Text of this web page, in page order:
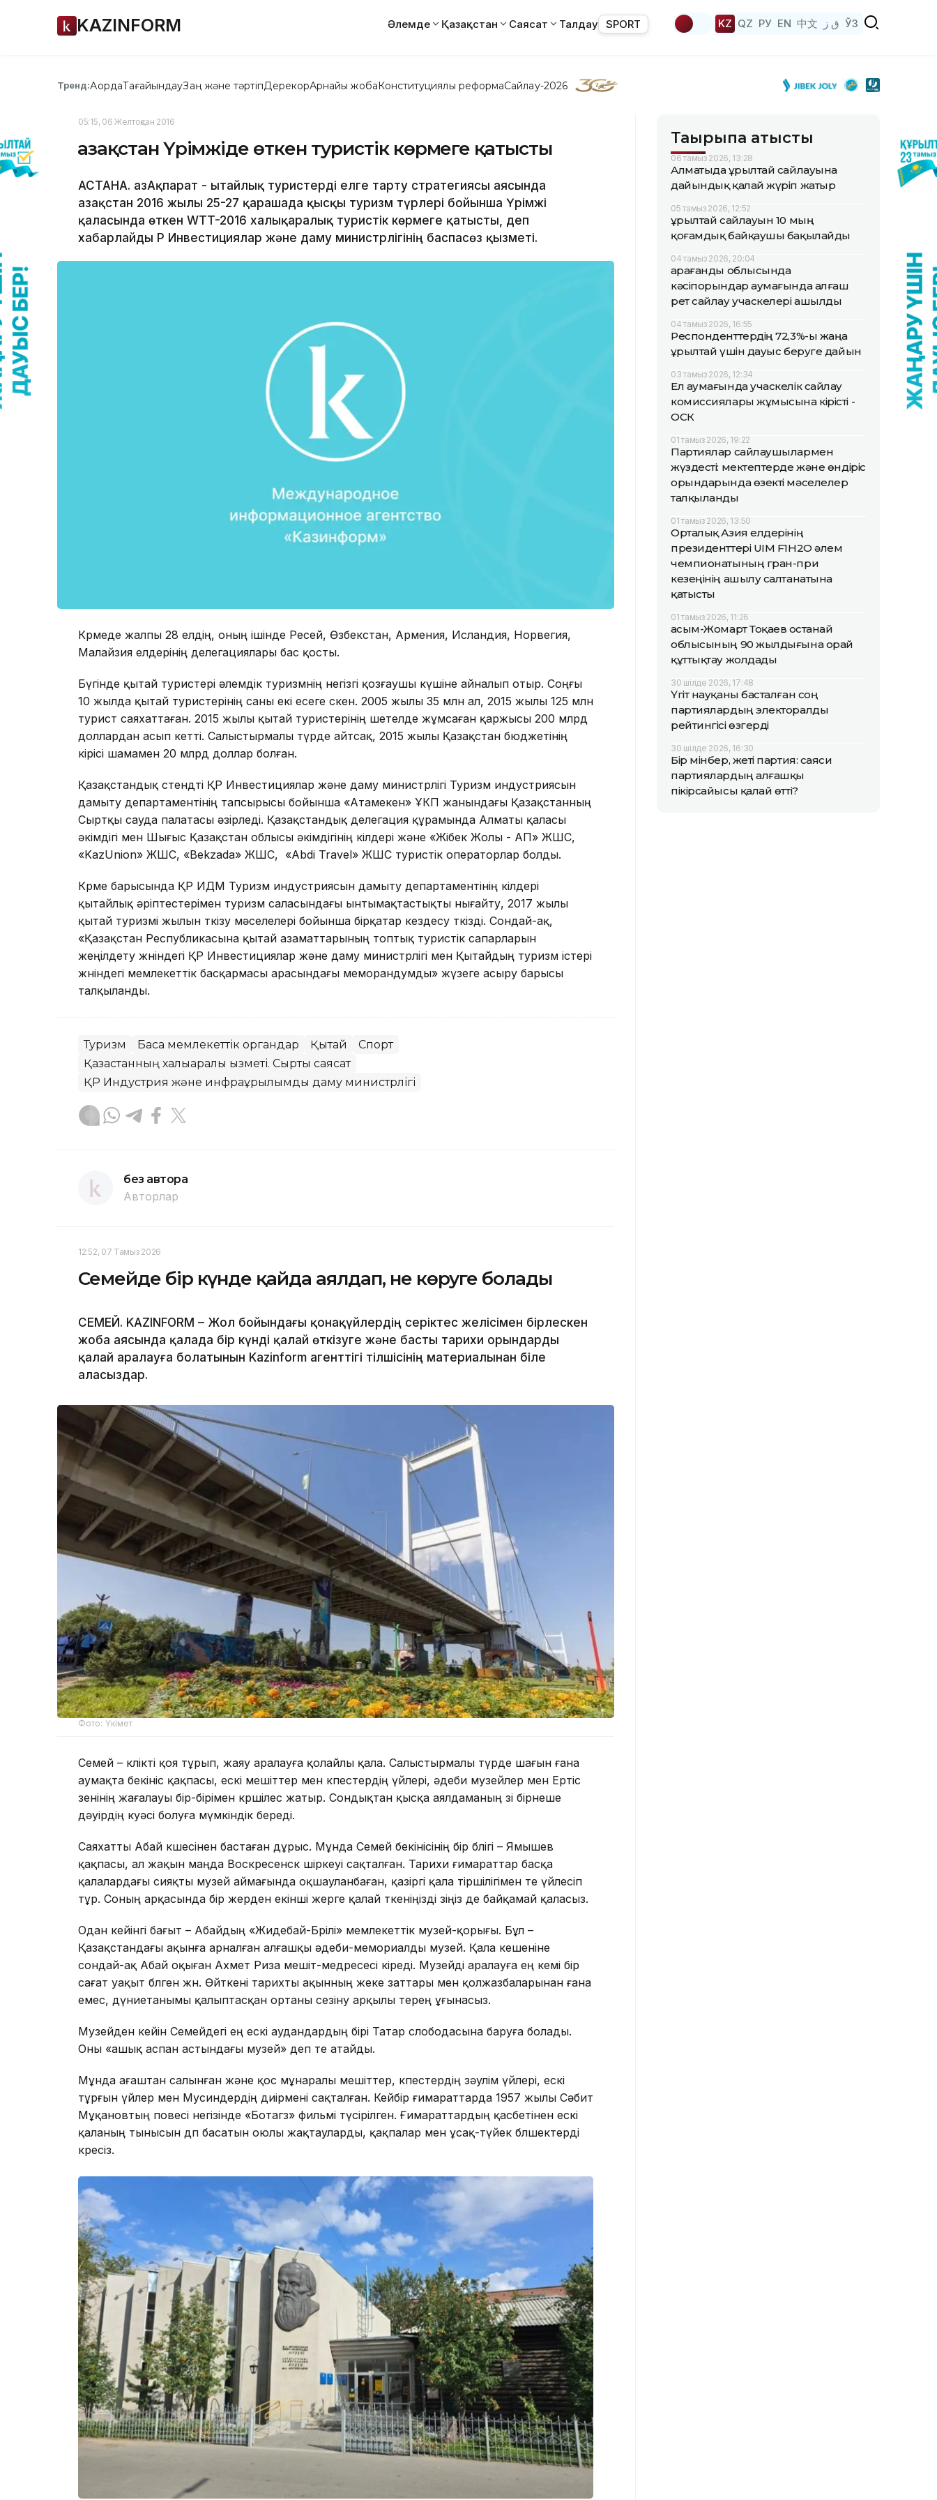
KAZINFORM Әлемде Қазақстан Саясат Талдау SPORT KZ QZ РУ EN 中文 ق ز ЎЗ
Тренд:АқордаТағайындауЗаң және тәртіпДерекқорАрнайы жобаКонституциялық реформаСайлау-2026
05:15, 06 Желтоқсан 2016
Қазақстан Үрімжіде өткен туристік көрмеге қатысты
АСТАНА. ҚазАқпарат - Қытайлық туристерді елге тарту стратегиясы аясында
Қазақстан 2016 жылы 25-27 қарашада қысқы туризм түрлері бойынша Үрімжі
қаласында өткен WTT-2016 халықаралық туристік көрмеге қатысты, деп
хабарлайды ҚР Инвестициялар және даму министрлігінің баспасөз қызметі.
Көрмеде жалпы 28 елдің, оның ішінде Ресей, Өзбекстан, Армения, Исландия, Норвегия,
Малайзия елдерінің делегациялары бас қосты.
Бүгінде қытай туристері әлемдік туризмнің негізгі қозғаушы күшіне айналып отыр. Соңғы
10 жылда қытай туристерінің саны екі есеге өскен. 2005 жылы 35 млн ал, 2015 жылы 125 млн
турист саяхаттаған. 2015 жылы қытай туристерінің шетелде жұмсаған қаржысы 200 млрд
доллардан асып кетті. Салыстырмалы түрде айтсақ, 2015 жылы Қазақстан бюджетінің
кірісі шамамен 20 млрд доллар болған.
Қазақстандық стендті ҚР Инвестициялар және даму министрлігі Туризм индустриясын
дамыту департаментінің тапсырысы бойынша «Атамекен» ҰКП жанындағы Қазақстанның
Сыртқы сауда палатасы әзірледі. Қазақстандық делегация құрамында Алматы қаласы
әкімдігі мен Шығыс Қазақстан облысы әкімдігінің өкілдері және «Жібек Жолы - АП» ЖШС,
«KazUnion» ЖШС, «Bekzada» ЖШС, «Abdi Travel» ЖШС туристік операторлар болды.
Көрме барысында ҚР ИДМ Туризм индустриясын дамыту департаментінің өкілдері
қытайлық әріптестерімен туризм саласындағы ынтымақтастықты нығайту, 2017 жылы
қытай туризмі жылын өткізу мәселелері бойынша бірқатар кездесу өткізді. Сондай-ақ,
«Қазақстан Республикасына қытай азаматтарының топтық туристік сапарларын
жеңілдету жөніндегі ҚР Инвестициялар және даму министрлігі мен Қытайдың туризм істері
жөніндегі мемлекеттік басқармасы арасындағы меморандумды» жүзеге асыру барысы
талқыланды.
Туризм Басқа мемлекеттік органдар Қытай
Спорт
Қазақстанның халықаралық қызметі. Сыртқы саясат
ҚР Индустрия және инфрақұрылымдық даму министрлігі
без автора
Авторлар
12:52, 07 Тамыз 2026
Семейде бір күнде қайда аялдап, не көруге болады
СЕМЕЙ. KAZINFORM – Жол бойындағы қонақүйлердің серіктес желісімен бірлескен
жоба аясында қалада бір күнді қалай өткізуге және басты тарихи орындарды
қалай аралауға болатынын Kazinform агенттігі тілшісінің материалынан біле
аласыздар.
Фото: Үкімет
Семей – көлікті қоя тұрып, жаяу аралауға қолайлы қала. Салыстырмалы түрде шағын ғана
аумақта бекініс қақпасы, ескі мешіттер мен көпестердің үйлері, әдеби музейлер мен Ертіс
өзенінің жағалауы бір-бірімен көршілес жатыр. Сондықтан қысқа аялдаманың өзі бірнеше
дәуірдің куәсі болуға мүмкіндік береді.
Саяхатты Абай көшесінен бастаған дұрыс. Мұнда Семей бекінісінің бір бөлігі – Ямышев
қақпасы, ал жақын маңда Воскресенск шіркеуі сақталған. Тарихи ғимараттар басқа
қалалардағы сияқты музей аймағында оқшауланбаған, қазіргі қала тіршілігімен өте үйлесіп
тұр. Соның арқасында бір жерден екінші жерге қалай өткеніңізді өзіңіз де байқамай қаласыз.
Одан кейінгі бағыт – Абайдың «Жидебай-Бөрілі» мемлекеттік музей-қорығы. Бұл –
Қазақстандағы ақынға арналған алғашқы әдеби-мемориалды музей. Қала кешеніне
сондай-ақ Абай оқыған Ахмет Риза мешіт-медресесі кіреді. Музейді аралауға ең кемі бір
сағат уақыт бөлген жөн. Өйткені тарихты ақынның жеке заттары мен қолжазбаларынан ғана
емес, дүниетанымы қалыптасқан ортаны сезіну арқылы терең ұғынасыз.
Музейден кейін Семейдегі ең ескі аудандардың бірі Татар слободасына баруға болады.
Оны «ашық аспан астындағы музей» деп те атайды.
Мұнда ағаштан салынған және қос мұнаралы мешіттер, көпестердің зәулім үйлері, ескі
тұрғын үйлер мен Мусиндердің диірмені сақталған. Кейбір ғимараттарда 1957 жылы Сәбит
Мұқановтың повесі негізінде «Ботагөз» фильмі түсірілген. Ғимараттардың қасбетінен ескі
қаланың тынысын дөп басатын оюлы жақтауларды, қақпалар мен ұсақ-түйек бөлшектерді
көресіз.
Тақырыпқа қатысты
06 тамыз 2026, 13:28
Алматыда Құрылтай сайлауына
дайындық қалай жүріп жатыр
05 тамыз 2026, 12:52
Құрылтай сайлауын 10 мың
қоғамдық байқаушы бақылайды
04 тамыз 2026, 20:04
Қарағанды облысында
кәсіпорындар аумағында алғаш
рет сайлау учаскелері ашылды
04 тамыз 2026, 16:55
Респонденттердің 72,3%-ы жаңа
Құрылтай үшін дауыс беруге дайын
03 тамыз 2026, 12:34
Ел аумағында учаскелік сайлау
комиссиялары жұмысына кірісті -
ОСК
01 тамыз 2026, 19:22
Партиялар сайлаушылармен
жүздесті: мектептерде және өндіріс
орындарында өзекті мәселелер
талқыланды
01 тамыз 2026, 13:50
Орталық Азия елдерінің
президенттері UIM F1H2O әлем
чемпионатының гран-при
кезеңінің ашылу салтанатына
қатысты
01 тамыз 2026, 11:26
Қасым-Жомарт Тоқаев Қостанай
облысының 90 жылдығына орай
құттықтау жолдады
30 шілде 2026, 17:48
Үгіт науқаны басталған соң
партиялардың электоралды
рейтингісі өзгерді
30 шілде 2026, 16:30
Бір мінбер, жеті партия: саяси
партиялардың алғашқы
пікірсайысы қалай өтті?